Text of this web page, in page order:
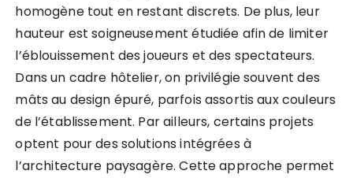
homogène tout en restant discrets. De plus, leur
hauteur est soigneusement étudiée afin de limiter
l’éblouissement des joueurs et des spectateurs.
Dans un cadre hôtelier, on privilégie souvent des
mâts au design épuré, parfois assortis aux couleurs
de l’établissement. Par ailleurs, certains projets
optent pour des solutions intégrées à
l’architecture paysagère. Cette approche permet